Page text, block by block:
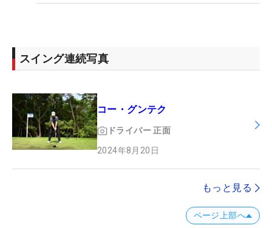
スイング連続写真
コー・グンテク
ドライバー 正面
2024年8月20日
もっと見る
ページ上部へ